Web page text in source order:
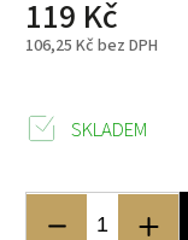
119 Kč
106,25 Kč bez DPH
SKLADEM